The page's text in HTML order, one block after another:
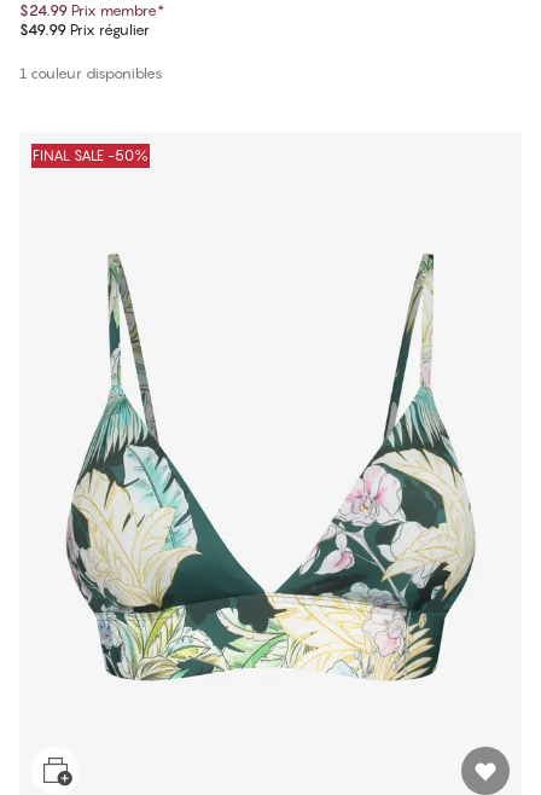
$24.99 Prix membre*
$49.99 Prix régulier
1 couleur disponibles
FINAL SALE -50%